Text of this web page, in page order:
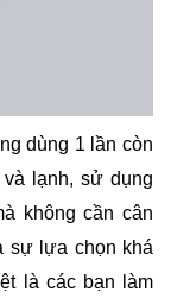
dùng 1 lần còn
lạnh, sử dụng
không cần cân
sự lựa chọn khá
là các bạn làm